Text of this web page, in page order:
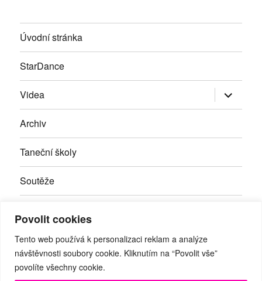
Povolit cookies
Tento web používá k personalizaci reklam a analýze
návštěvnosti soubory cookie. Kliknutím na “Povolit vše”
povolíte všechny cookie.
Úvodní stránka
StarDance
Videa Zobrazit
položky
Archiv
Taneční školy
Soutěže
Kontakty
Facebook
RSS Youtube